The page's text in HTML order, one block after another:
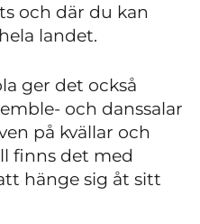
och där du kan
landet.
ger det också
och danssalar
på kvällar och
finns det med
hänge sig åt sitt